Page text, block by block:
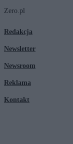
Zero.pl
Redakcja
Newsletter
Newsroom
Reklama
Kontakt